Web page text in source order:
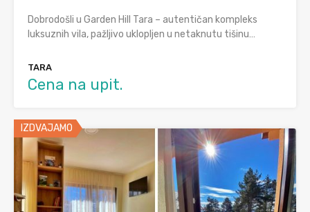
Dobrodošli u Garden Hill Tara – autentičan kompleks
luksuznih vila, pažljivo uklopljen u netaknutu tišinu…
TARA
Cena na upit.
IZDVAJAMO